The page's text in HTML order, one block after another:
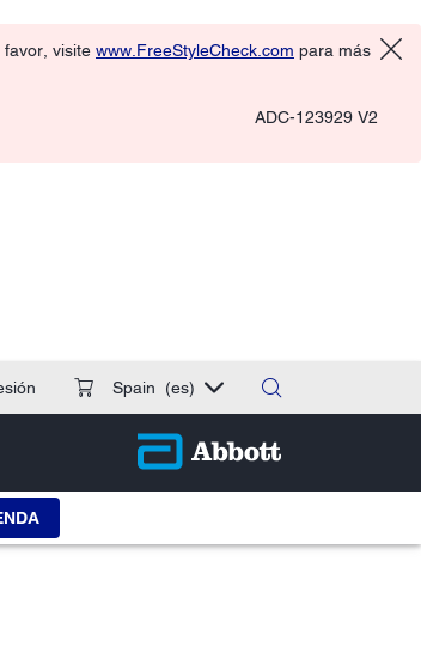
favor, visite www.FreeStyleCheck.com para más
ADC-123929 V2
Spain (es)